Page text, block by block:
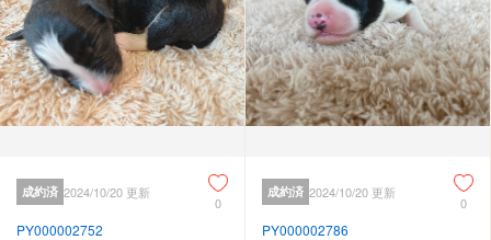
成約済 2024/10/20 更新
0
PY000002752
成約済 2024/10/20 更新
0
PY000002786